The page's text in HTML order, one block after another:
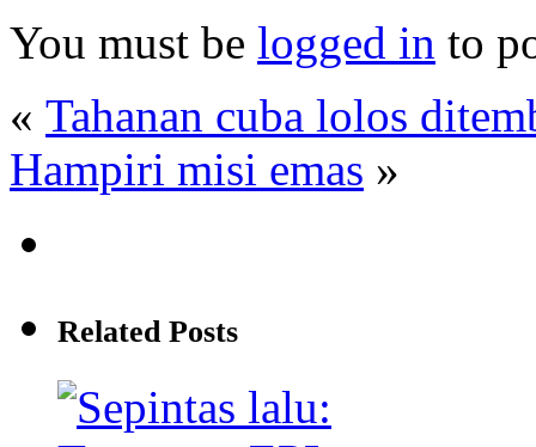
You must be logged in to
« Tahanan cuba lolos
Hampiri misi emas »
Related Posts